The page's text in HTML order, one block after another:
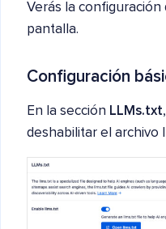
Verás la configuración
pantalla.
Configuración
En la sección LLMs.txt
deshabilitar el archivo